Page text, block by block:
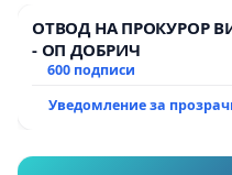
ОТВОД НА ПРОКУРОР
- ОП ДОБРИЧ
600 подписи
Уведомление за